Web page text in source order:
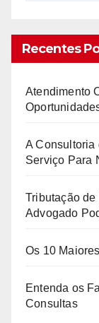
Recentes
Atendimento
A Consultoria
Serviço Para
Tributação
Advogado
Os 10
Entenda os
Consultas